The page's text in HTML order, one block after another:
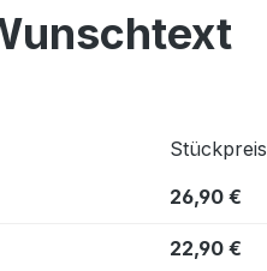
Stückpreis
26,90 €
22,90 €